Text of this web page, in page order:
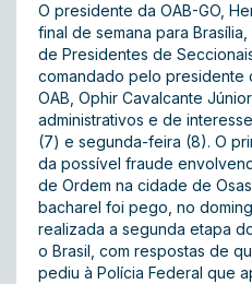
O presidente da OAB-GO,
final de semana para
de Presidentes de
comandado pelo presidente
OAB, Ophir Cavalcante
administrativos e de
(7) e segunda-feira (8). O
da possível fraude
de Ordem na cidade de
bacharel foi pego, no
realizada a segunda etapa
o Brasil, com respostas de
pediu à Polícia Federal que